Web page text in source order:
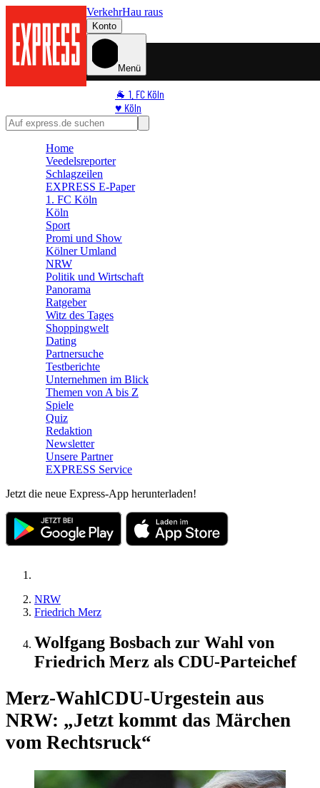
VerkehrHau raus
Konto
Menü
🐐 1. FC Köln
♥️ Köln
⭐ Promi
🛒 Shoppingwelt
Home
Veedelsreporter
Schlagzeilen
EXPRESS E-Paper
1. FC Köln
Köln
Sport
Promi und Show
Kölner Umland
NRW
Politik und Wirtschaft
Panorama
Ratgeber
Witz des Tages
Shoppingwelt
Dating
Partnersuche
Testberichte
Unternehmen im Blick
Themen von A bis Z
Spiele
Quiz
Redaktion
Newsletter
Unsere Partner
EXPRESS Service
Jetzt die neue Express-App herunterladen!
NRW
Friedrich Merz
Wolfgang Bosbach zur Wahl von
Friedrich Merz als CDU-Parteichef
Merz-WahlCDU-Urgestein aus
NRW: „Jetzt kommt das Märchen
vom Rechtsruck“